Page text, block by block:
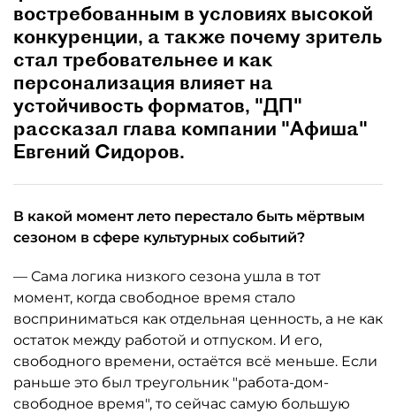
востребованным в условиях высокой
конкуренции, а также почему зритель
стал требовательнее и как
персонализация влияет на
устойчивость форматов, "ДП"
рассказал глава компании "Афиша"
Евгений Сидоров.
В какой момент лето перестало быть мёртвым
сезоном в сфере культурных событий?
— Сама логика низкого сезона ушла в тот
момент, когда свободное время стало
восприниматься как отдельная ценность, а не как
остаток между работой и отпуском. И его,
свободного времени, остаётся всё меньше. Если
раньше это был треугольник "работа-дом-
свободное время", то сейчас самую большую